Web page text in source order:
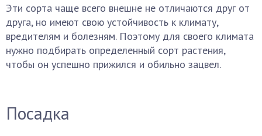
Эти сорта чаще всего внешне не отличаются друг от
друга, но имеют свою устойчивость к климату,
вредителям и болезням. Поэтому для своего климата
нужно подбирать определенный сорт растения,
чтобы он успешно прижился и обильно зацвел.
Посадка